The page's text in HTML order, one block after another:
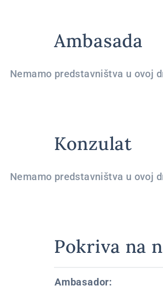
Ambasada
Nemamo predstavništva u ovoj
Konzulat
Nemamo predstavništva u ovoj
Pokriva na
Ambasador: